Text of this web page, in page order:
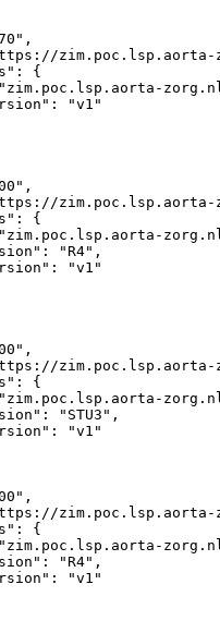
,
zim.poc.lsp.aorta-
:
{
"zim.poc.lsp.aorta-
:
"v1"
,
:
{
"zim.poc.lsp.aorta-
: "R4" ,
:
"v1"
,
:
{
"zim.poc.lsp.aorta-
: "STU3" ,
:
"v1"
,
:
{
"zim.poc.lsp.aorta-
: "R4" ,
:
"v1"